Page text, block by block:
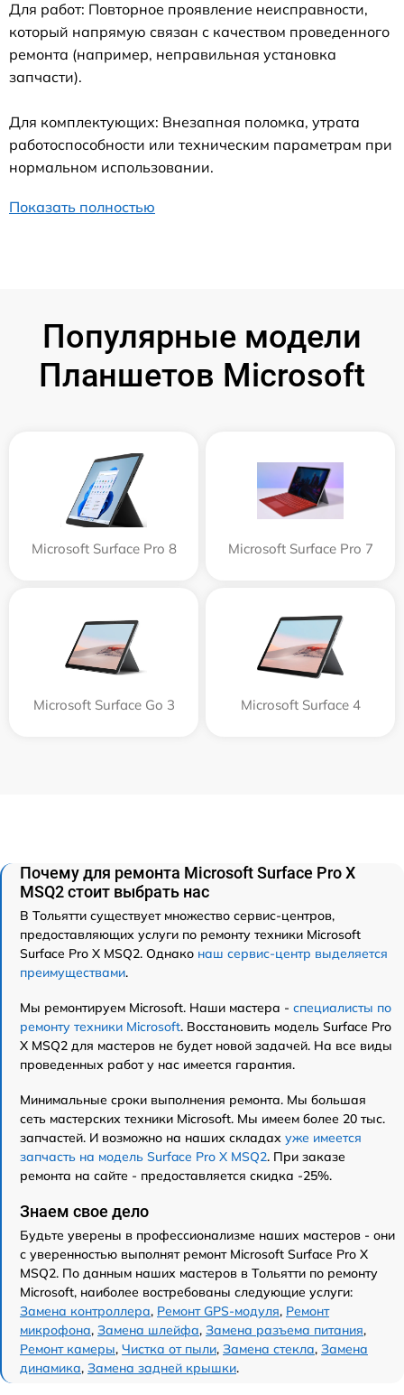
Для работ: Повторное проявление неисправности,
который напрямую связан с качеством проведенного
ремонта (например, неправильная установка
запчасти).
Для комплектующих: Внезапная поломка, утрата
работоспособности или техническим параметрам при
нормальном использовании.
Показать полностью
Популярные модели
Планшетов Microsoft
Microsoft Surface Pro 8 Microsoft Surface Pro 7
Microsoft Surface Go 3 Microsoft Surface 4
Почему для ремонта Microsoft Surface Pro X
MSQ2 стоит выбрать нас
В Тольятти существует множество сервис-центров,
предоставляющих услуги по ремонту техники Microsoft
Surface Pro X MSQ2. Однако наш сервис-центр выделяется
преимуществами.
Мы ремонтируем Microsoft. Наши мастера - специалисты по
ремонту техники Microsoft. Восстановить модель Surface Pro
X MSQ2 для мастеров не будет новой задачей. На все виды
проведенных работ у нас имеется гарантия.
Минимальные сроки выполнения ремонта. Мы большая
сеть мастерских техники Microsoft. Мы имеем более 20 тыс.
запчастей. И возможно на наших складах уже имеется
запчасть на модель Surface Pro X MSQ2. При заказе
ремонта на сайте - предоставляется скидка -25%.
Знаем свое дело
Будьте уверены в профессионализме наших мастеров - они
с уверенностью выполнят ремонт Microsoft Surface Pro X
MSQ2. По данным наших мастеров в Тольятти по ремонту
Microsoft, наиболее востребованы следующие услуги:
Замена контроллера, Ремонт GPS-модуля, Ремонт
микрофона, Замена шлейфа, Замена разъема питания,
Ремонт камеры, Чистка от пыли, Замена стекла, Замена
динамика, Замена задней крышки.